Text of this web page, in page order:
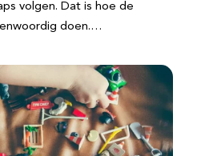
volgen. Dat is hoe de
doen.…